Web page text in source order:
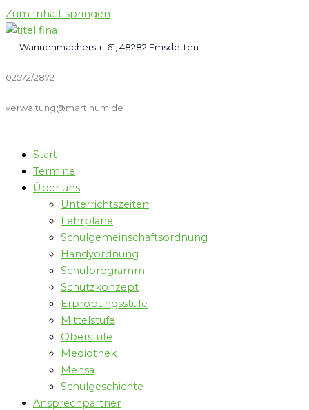
Zum Inhalt springen
Wannenmacherstr. 61, 48282 Emsdetten
02572/2872
verwaltung@martinum.de
Start
Termine
Über uns
Unterrichtszeiten
Lehrpläne
Schulgemeinschaftsordnung
Handyordnung
Schulprogramm
Schutzkonzept
Erprobungsstufe
Mittelstufe
Oberstufe
Mediothek
Mensa
Schulgeschichte
Ansprechpartner